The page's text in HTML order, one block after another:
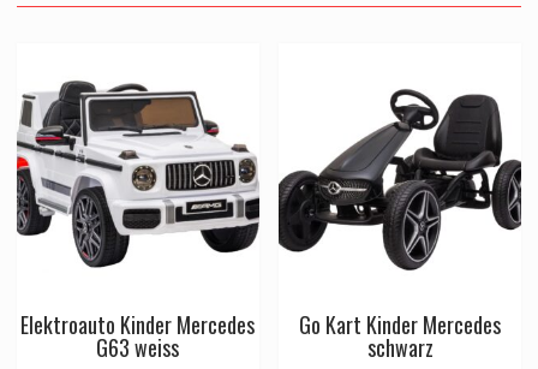
Elektroauto Kinder Mercedes
G63 weiss
Go Kart Kinder Mercedes
schwarz